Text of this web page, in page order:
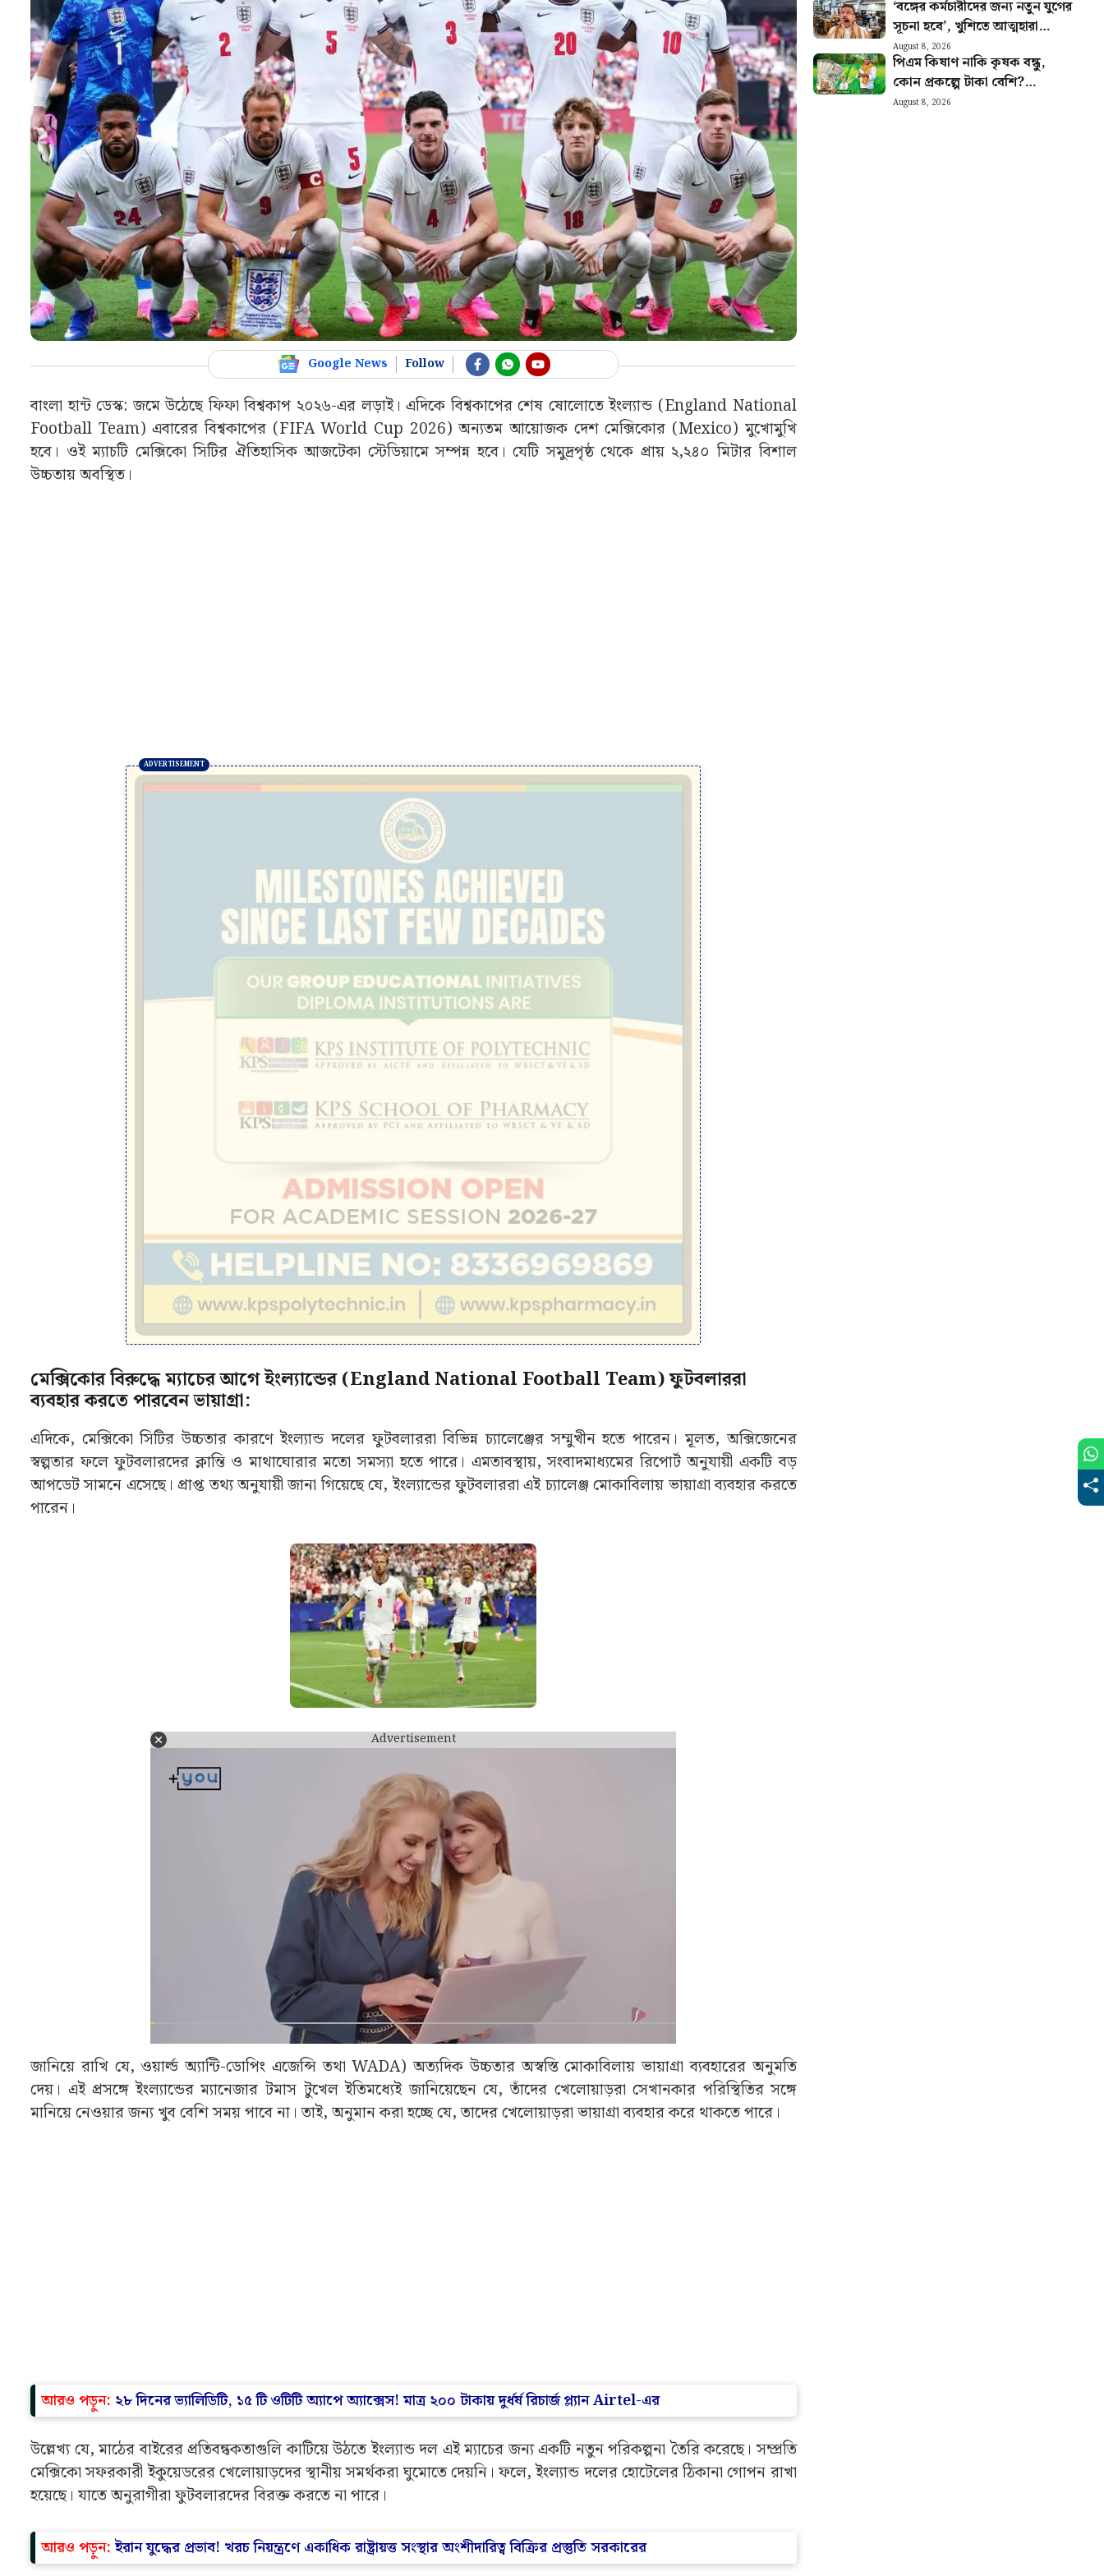
Google News Follow
বাংলা হান্ট ডেস্ক: জমে উঠেছে ফিফা বিশ্বকাপ ২০২৬-এর লড়াই। এদিকে বিশ্বকাপের শেষ ষোলোতে ইংল্যান্ড (England National
Football Team) এবারের বিশ্বকাপের (FIFA World Cup 2026) অন্যতম আয়োজক দেশ মেক্সিকোর (Mexico) মুখোমুখি
হবে। ওই ম্যাচটি মেক্সিকো সিটির ঐতিহাসিক আজটেকা স্টেডিয়ামে সম্পন্ন হবে। যেটি সমুদ্রপৃষ্ঠ থেকে প্রায় ২,২৪০ মিটার বিশাল
উচ্চতায় অবস্থিত।
মেক্সিকোর বিরুদ্ধে ম্যাচের আগে ইংল্যান্ডের (England National Football Team) ফুটবলাররা
ব্যবহার করতে পারবেন ভায়াগ্রা:
এদিকে, মেক্সিকো সিটির উচ্চতার কারণে ইংল্যান্ড দলের ফুটবলাররা বিভিন্ন চ্যালেঞ্জের সম্মুখীন হতে পারেন। মূলত, অক্সিজেনের
স্বল্পতার ফলে ফুটবলারদের ক্লান্তি ও মাথাঘোরার মতো সমস্যা হতে পারে। এমতাবস্থায়, সংবাদমাধ্যমের রিপোর্ট অনুযায়ী একটি বড়
আপডেট সামনে এসেছে। প্রাপ্ত তথ্য অনুযায়ী জানা গিয়েছে যে, ইংল্যান্ডের ফুটবলাররা এই চ্যালেঞ্জ মোকাবিলায় ভায়াগ্রা ব্যবহার করতে
পারেন।
Advertisement
জানিয়ে রাখি যে, ওয়ার্ল্ড অ্যান্টি-ডোপিং এজেন্সি তথা WADA) অত্যদিক উচ্চতার অস্বস্তি মোকাবিলায় ভায়াগ্রা ব্যবহারের অনুমতি
দেয়। এই প্রসঙ্গে ইংল্যান্ডের ম্যানেজার টমাস টুখেল ইতিমধ্যেই জানিয়েছেন যে, তাঁদের খেলোয়াড়রা সেখানকার পরিস্থিতির সঙ্গে
মানিয়ে নেওয়ার জন্য খুব বেশি সময় পাবে না। তাই, অনুমান করা হচ্ছে যে, তাদের খেলোয়াড়রা ভায়াগ্রা ব্যবহার করে থাকতে পারে।
আরও পড়ুন: ২৮ দিনের ভ্যালিডিটি, ১৫ টি ওটিটি অ্যাপে অ্যাক্সেস! মাত্র ২০০ টাকায় দুর্ধর্ষ রিচার্জ প্ল্যান Airtel-এর
উল্লেখ্য যে, মাঠের বাইরের প্রতিবন্ধকতাগুলি কাটিয়ে উঠতে ইংল্যান্ড দল এই ম্যাচের জন্য একটি নতুন পরিকল্পনা তৈরি করেছে। সম্প্রতি
মেক্সিকো সফরকারী ইকুয়েডরের খেলোয়াড়দের স্থানীয় সমর্থকরা ঘুমোতে দেয়নি। ফলে, ইংল্যান্ড দলের হোটেলের ঠিকানা গোপন রাখা
হয়েছে। যাতে অনুরাগীরা ফুটবলারদের বিরক্ত করতে না পারে।
আরও পড়ুন: ইরান যুদ্ধের প্রভাব! খরচ নিয়ন্ত্রণে একাধিক রাষ্ট্রায়ত্ত সংস্থার অংশীদারিত্ব বিক্রির প্রস্তুতি সরকারের
‘বঙ্গের কর্মচারীদের জন্য নতুন যুগের
সূচনা হবে’, খুশিতে আত্মহারা
সরকারি কর্মচারীরা
August 8, 2026
পিএম কিষাণ নাকি কৃষক বন্ধু,
কোন প্রকল্পে টাকা বেশি?
কোনটায় বেশি সুবিধা জানুন
August 8, 2026